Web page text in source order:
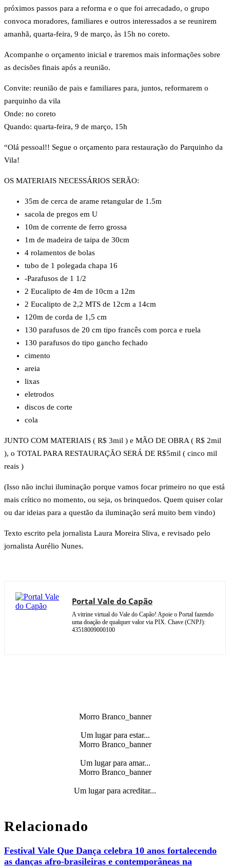
próximos passos para a reforma e o que foi arrecadado, o grupo
convoca moradores, familiares e outros interessados a se reunirem
amanhã, quarta-feira, 9 de março, às 15h no coreto.
Acompanhe o orçamento inicial e traremos mais informações sobre
as decisões finais após a reunião.
Convite: reunião de pais e familiares para, juntos, reformarem o
parquinho da vila
Onde: no coreto
Quando: quarta-feira, 9 de março, 15h
“Olá pessoal!! Segue o orçamento para restauração do Parquinho da
Vila!
OS MATERIAIS NECESSÁRIOS SERÃO:
35m de cerca de arame retangular de 1.5m
sacola de pregos em U
10m de corrente de ferro grossa
1m de madeira de taipa de 30cm
4 rolamentos de bolas
tubo de 1 polegada chapa 16
-Parafusos de 1 1/2
2 Eucalipto de 4m de 10cm a 12m
2 Eucalipto de 2,2 MTS de 12cm a 14cm
120m de corda de 1,5 cm
130 parafusos de 20 cm tipo francês com porca e ruela
130 parafusos do tipo gancho fechado
cimento
areia
lixas
eletrodos
discos de corte
cola
JUNTO COM MATERIAIS ( R$ 3mil ) e MÃO DE OBRA ( R$ 2mil
), o TOTAL PARA RESTAURAÇÃO SERÁ DE R$5mil ( cinco mil
reais )
(Isso não inclui iluminação porque vamos focar primeiro no que está
mais crítico no momento, ou seja, os brinquedos. Quem quiser colar
ou dar ideias para a questão da iluminação será muito bem vindo)
Texto escrito pela jornalista Laura Moreira Sliva, e revisado pelo
jornalista Aurélio Nunes.
Portal Vale do Capão
A vitrine virtual do Vale do Capão! Apoie o Portal fazendo
uma doação de qualquer valor via PIX. Chave (CNPJ):
43518009000100
Morro Branco_banner
Um lugar para estar...
Morro Branco_banner
Um lugar para amar...
Morro Branco_banner
Um lugar para acreditar...
Relacionado
Festival Vale Que Dança celebra 10 anos fortalecendo
as danças afro-brasileiras e contemporâneas na